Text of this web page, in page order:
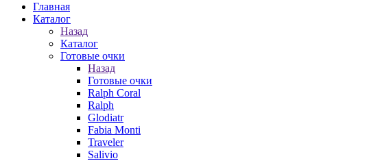
Главная
Каталог
Назад
Каталог
Готовые очки
Назад
Готовые очки
Ralph Coral
Ralph
Glodiatr
Fabia Monti
Traveler
Salivio